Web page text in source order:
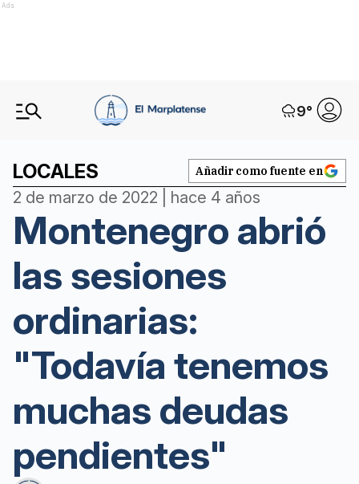
Ads
9°
LOCALES Añadir como fuente en
2 de marzo de 2022 | hace 4 años
Montenegro abrió
las sesiones
ordinarias:
"Todavía tenemos
muchas deudas
pendientes"